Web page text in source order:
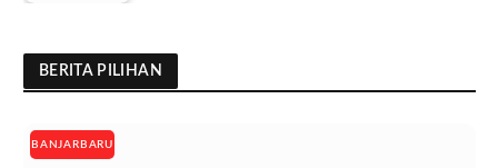
BERITA PILIHAN
BANJARBARU